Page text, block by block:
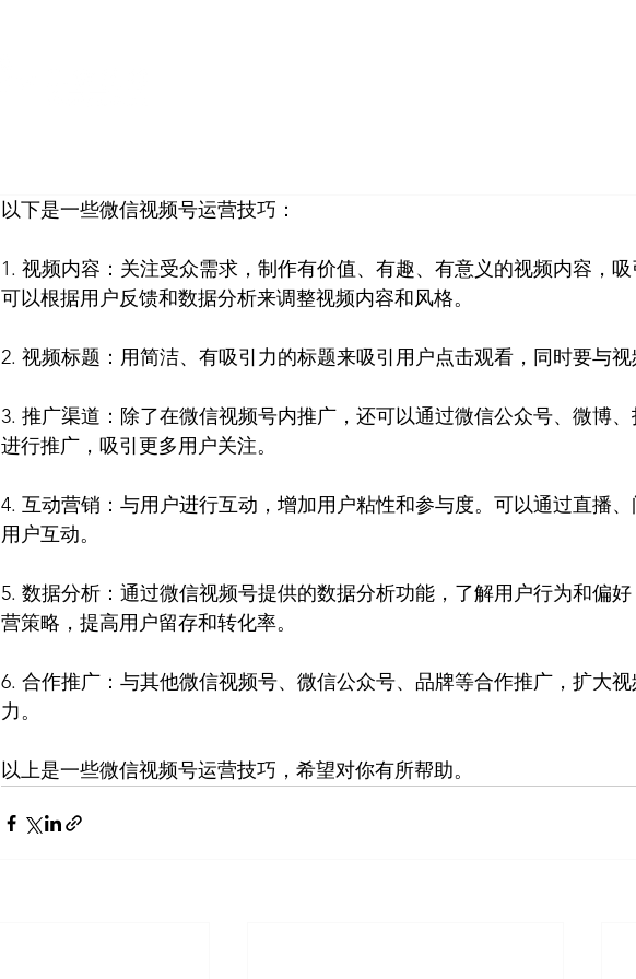
以下是一些微信视频号运营技巧：
1. 视频内容：关注受众需求，制作有价值、有趣、有意义的视频内容，吸
可以根据用户反馈和数据分析来调整视频内容和风格。
2. 视频标题：用简洁、有吸引力的标题来吸引用户点击观看，同时要与视
3. 推广渠道：除了在微信视频号内推广，还可以通过微信公众号、微博
进行推广，吸引更多用户关注。
4. 互动营销：与用户进行互动，增加用户粘性和参与度。可以通过直播
用户互动。
5. 数据分析：通过微信视频号提供的数据分析功能，了解用户行为和偏
营策略，提高用户留存和转化率。
6. 合作推广：与其他微信视频号、微信公众号、品牌等合作推广，扩大
力。
以上是一些微信视频号运营技巧，希望对你有所帮助。